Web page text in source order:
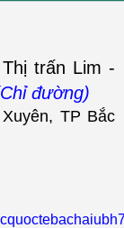
trấn Lim -
đường)
TP Bắc